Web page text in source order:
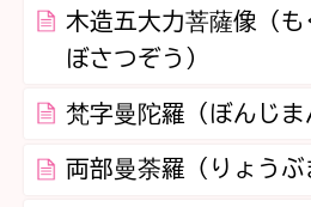
木造五大力菩薩像（
ぼさつぞう）
梵字曼陀羅（ぼんじま
両部曼荼羅（りょうぶ